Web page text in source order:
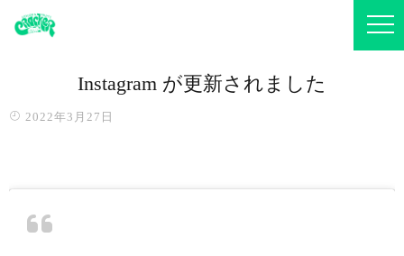
Instagram が更新されました
2022年3月27日